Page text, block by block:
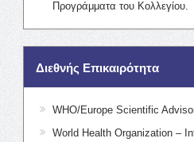
Προγράμματα του Κολλεγίου.
Διεθνής Επικαιρότητα
WHO/Europe Scientific
World Health Organization –